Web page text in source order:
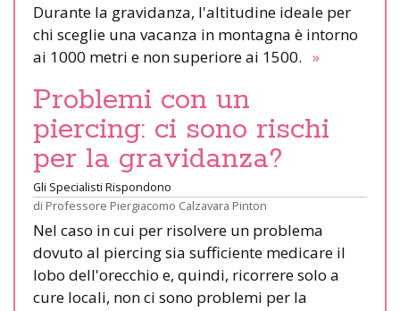
Durante la gravidanza, l'altitudine ideale per
chi sceglie una vacanza in montagna è intorno
ai 1000 metri e non superiore ai 1500. »
Problemi con un
piercing: ci sono rischi
per la gravidanza?
Gli Specialisti Rispondono
di Professore Piergiacomo Calzavara Pinton
Nel caso in cui per risolvere un problema
dovuto al piercing sia sufficiente medicare il
lobo dell'orecchio e, quindi, ricorrere solo a
cure locali, non ci sono problemi per la